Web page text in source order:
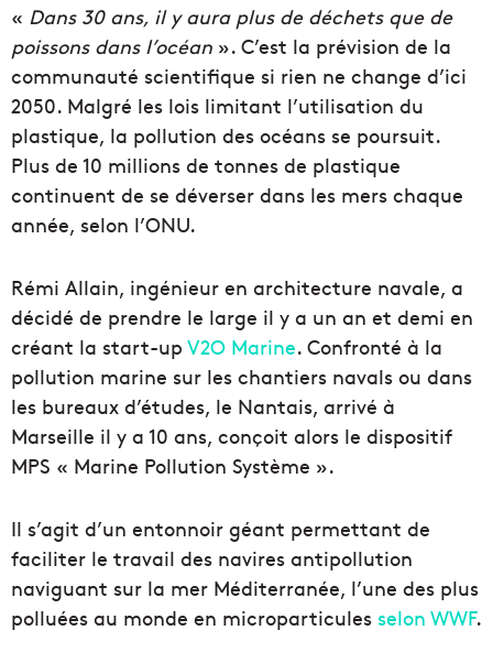
« Dans 30 ans, il y aura plus de déchets que de
poissons dans l’océan ». C’est la prévision de la
communauté scientifique si rien ne change d’ici
2050. Malgré les lois limitant l’utilisation du
plastique, la pollution des océans se poursuit.
Plus de 10 millions de tonnes de plastique
continuent de se déverser dans les mers chaque
année, selon l’ONU.
Rémi Allain, ingénieur en architecture navale, a
décidé de prendre le large il y a un an et demi en
créant la start-up V2O Marine. Confronté à la
pollution marine sur les chantiers navals ou dans
les bureaux d’études, le Nantais, arrivé à
Marseille il y a 10 ans, conçoit alors le dispositif
MPS « Marine Pollution Système ».
Il s’agit d’un entonnoir géant permettant de
faciliter le travail des navires antipollution
naviguant sur la mer Méditerranée, l’une des plus
polluées au monde en microparticules selon WWF.